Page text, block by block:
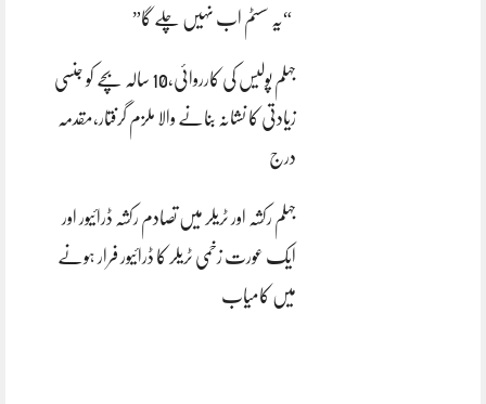
“یہ سسٹم اب نہیں چلے گا”
جہلم پولیس کی کارروائی،10 سالہ بچے کو جنسی
زیادتی کا نشانہ بنانے والا ملزم گرفتار،مقدمہ
درج
جہلم رکشہ اور ٹریلر میں تصادم رکشہ ڈرائیور اور
ایک عورت زخمی ٹریلر کا ڈرائیور فرار ہونے
میں کامیاب